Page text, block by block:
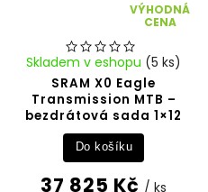
VÝHODNÁ
CENA
SRAM X0 Eagle
Transmission MTB –
bezdrátová sada 1×12
Skladem v eshopu (5 ks)
37 825 Kč / ks
Do košíku